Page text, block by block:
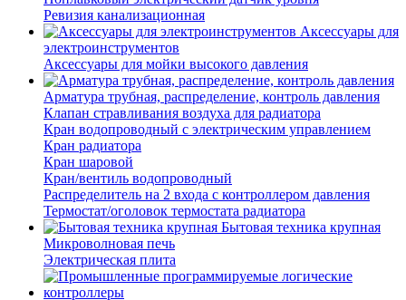
Ревизия канализационная
Аксессуары для
электроинструментов
Аксессуары для мойки высокого давления
Арматура трубная, распределение, контроль давления
Клапан стравливания воздуха для радиатора
Кран водопроводный с электрическим управлением
Кран радиатора
Кран шаровой
Кран/вентиль водопроводный
Распределитель на 2 входа с контроллером давления
Термостат/оголовок термостата радиатора
Бытовая техника крупная
Микроволновая печь
Электрическая плита